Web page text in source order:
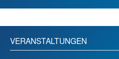
VERANSTALTUNGEN